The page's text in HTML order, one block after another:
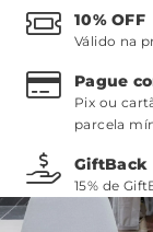
10% OFF
Válido na
Pague
Pix ou
parcela
GiftBack
15% de